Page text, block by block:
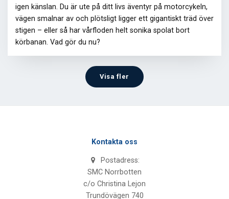
igen känslan. Du är ute på ditt livs äventyr på motorcykeln,
vägen smalnar av och plötsligt ligger ett gigantiskt träd över
stigen – eller så har vårfloden helt sonika spolat bort
körbanan. Vad gör du nu?
Visa fler
Kontakta oss
Postadress:
SMC Norrbotten
c/o Christina Lejon
Trundövägen 740